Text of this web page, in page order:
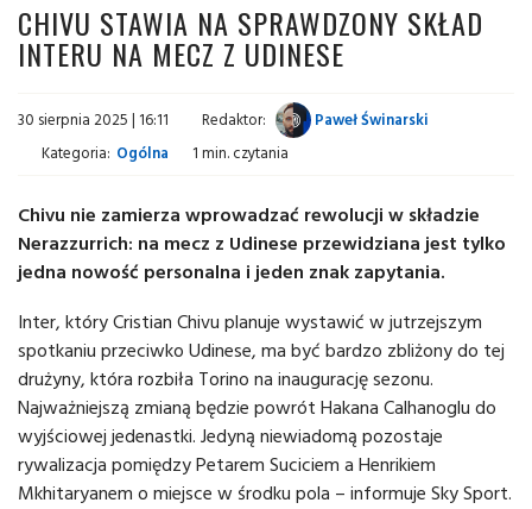
CHIVU STAWIA NA SPRAWDZONY SKŁAD
INTERU NA MECZ Z UDINESE
30 sierpnia 2025 | 16:11 Redaktor:
Paweł Świnarski
Kategoria: Ogólna 1 min. czytania
Chivu nie zamierza wprowadzać rewolucji w składzie
Nerazzurrich: na mecz z Udinese przewidziana jest tylko
jedna nowość personalna i jeden znak zapytania.
Inter, który Cristian Chivu planuje wystawić w jutrzejszym
spotkaniu przeciwko Udinese, ma być bardzo zbliżony do tej
drużyny, która rozbiła Torino na inaugurację sezonu.
Najważniejszą zmianą będzie powrót Hakana Calhanoglu do
wyjściowej jedenastki. Jedyną niewiadomą pozostaje
rywalizacja pomiędzy Petarem Suciciem a Henrikiem
Mkhitaryanem o miejsce w środku pola – informuje Sky Sport.